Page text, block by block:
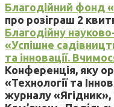
Благодійний фонд
про розіграш 2
Благодійну
«Успішне
та інновації.
Конференція, яку
«Технології та
журналу